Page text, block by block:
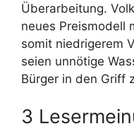
Überarbeitung.
neues Preismodell
somit niedrigerem
seien unnötige
Bürger in den Griff
3